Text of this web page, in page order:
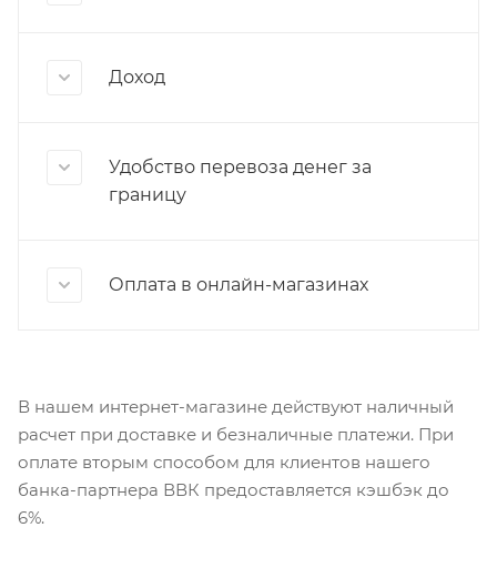
Доход
Удобство перевоза денег за
границу
Оплата в онлайн-магазинах
В нашем интернет-магазине действуют наличный
расчет при доставке и безналичные платежи. При
оплате вторым способом для клиентов нашего
банка-партнера ВВК предоставляется кэшбэк до
6%.